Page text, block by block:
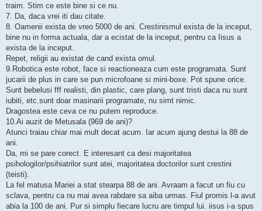
traim. Stim ce este bine si ce nu.
7. Da, daca vrei iti dau citate.
8. Oamenii exista de vreo 5000 de ani. Crestinismul exista de la inceput,
bine nu in forma actuala, dar a ecistat de la inceput, pentru ca Iisus a
exista de la inceput.
Repet, religii au existat de cand exista omul.
9.Robotica este robot, face si reactioneaza cum este programata. Sunt
jucarii de plus in care se pun microfoane si mini-boxe. Pot spune orice.
Sunt bebelusi fff realisti, din plastic, care plang, sunt tristi daca nu sunt
iubiti, etc.sunt doar masinarii programate, nu simt nimic.
Dragostea este ceva ce nu putem reproduce.
10.Ai auzit de Metusala (969 de ani)?
Atunci traiau chiar mai mult decat acum. Iar acum ajung destui la 88 de
ani.
Da, mi se pare corect. E interesant ca desi majoritatea
psihologilor/psihiatrilor sunt atei, majoritatea doctorilor sunt crestini
(teisti).
La fel matusa Mariei a stat stearpa 88 de ani. Avraam a facut un fiu cu
sclava, pentru ca nu mai avea rabdare sa aiba urmas. Fiul promis l-a avut
abia la 100 de ani. Pur si simplu fiecare lucru are timpul lui. iisus i-a spus